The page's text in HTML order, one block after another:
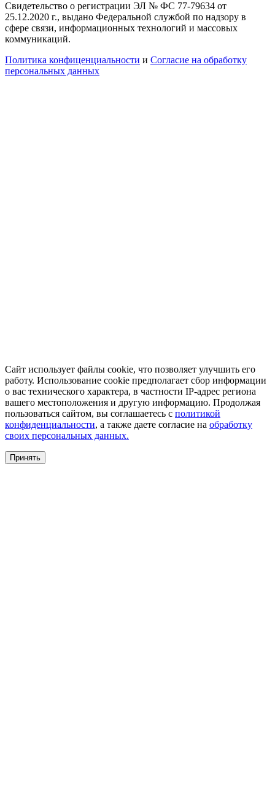
Свидетельство о регистрации ЭЛ № ФС 77-79634 от
25.12.2020 г., выдано Федеральной службой по надзору в
сфере связи, информационных технологий и массовых
коммуникаций.
Политика конфиценциальности и Согласие на обработку
персональных данных
Сайт использует файлы cookie, что позволяет улучшить его
работу. Использование cookie предполагает сбор информации
о вас технического характера, в частности IP-адрес региона
вашего местоположения и другую информацию. Продолжая
пользоваться сайтом, вы соглашаетесь с политикой
конфиденциальности, а также даете согласие на обработку
своих персональных данных.
Принять